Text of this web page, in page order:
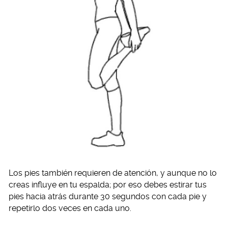
Los pies también requieren de atención, y aunque no lo
creas influye en tu espalda; por eso debes estirar tus
pies hacia atrás durante 30 segundos con cada pie y
repetirlo dos veces en cada uno.